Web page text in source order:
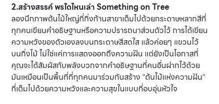
2.สร้างสรรค์ พรใดไหนเล่า Something on Tree
ลองนึกภาพต้นไม้ใหญ่ที่กิ่งก้านสาขาเต็มไปด้วยกระดาษหลากสีที่
ทุกคนเขียนคำอธิษฐานหรือความปรารถนาส่วนตัวไว้ การได้เขียน
ความหวังของตัวเองลงบนกระดาษสีสดใส แล้วค่อยๆ แขวนไว้
บนกิ่งไม้ ไม่ใช่แค่การแสดงออกถึงความฝัน แต่ยังเป็นโอกาสที่
คุณจะได้สัมผัสกับพลังบวกจากคำอธิษฐานที่คนอื่นฝากไว้ด้วย
มันเหมือนเป็นพื้นที่ที่ทุกคนมาร่วมกันสร้าง "ต้นไม้แห่งความฝัน"
ที่เต็มไปด้วยความหวังและความสุขในแบบที่อบอุ่นหัวใจ